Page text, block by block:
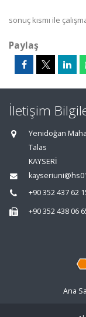
sonuç kısmı ile
Paylaş
İletişim
Yenidoğan
Talas
KAYSERİ
+90 352 437 62
+90 352 438 06
Ana